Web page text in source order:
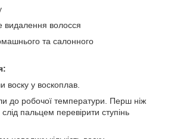
видалення волосся
та салонного
воску у воскоплав.
до робочої температури. Перш ніж
пальцем перевірити ступінь